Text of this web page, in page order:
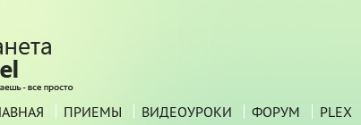
ПРИЕМЫ ВИДЕОУРОКИ ФОРУМ PLEX